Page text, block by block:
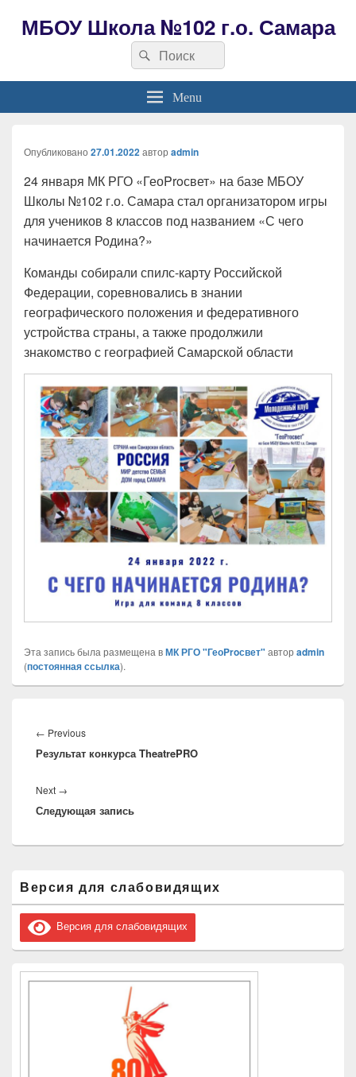
МБОУ Школа №102 г.о. Самара
Search
for:
Search
Menu
Опубликовано 27.01.2022автор admin
24 января МК РГО «ГеоProсвет» на базе МБОУ
Школы №102 г.о. Самара стал организатором игры
для учеников 8 классов под названием «С чего
начинается Родина?»
Команды собирали спилс-карту Российской
Федерации, соревновались в знании
географического положения и федеративного
устройства страны, а также продолжили
знакомство с географией Самарской области
Эта запись была размещена вМК РГО "ГеоProсвет" автор admin
(постоянная ссылка).
по
записям
← PreviousPrevious
post:
Результат конкурса TheatrePRO
Next →
post:
Следующая запись
основной
боковой
панели
Версия для слабовидящих
Версия для слабовидящих